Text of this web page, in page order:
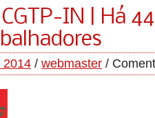
IN | Há
2014 / webmaster /